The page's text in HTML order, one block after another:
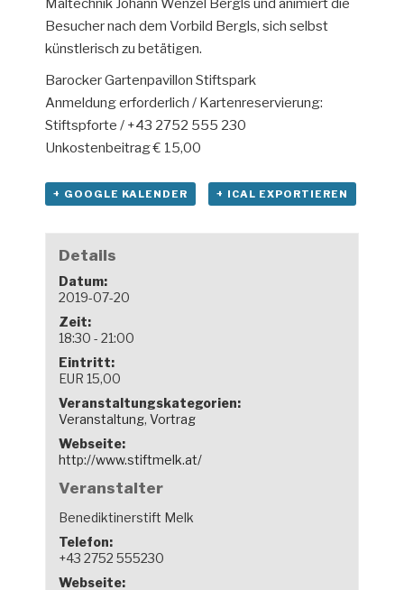
Besucher nach dem Vorbild Bergls, sich selbst
künstlerisch zu betätigen.
Barocker Gartenpavillon Stiftspark
Anmeldung erforderlich / Kartenreservierung:
Stiftspforte / +43 2752 555 230
Unkostenbeitrag € 15,00
+ GOOGLE KALENDER + ICAL EXPORTIEREN
Details
Datum:
2019-07-20
Zeit:
18:30 - 21:00
Eintritt:
EUR 15,00
Veranstaltungskategorien:
Veranstaltung, Vortrag
Webseite:
http://www.stiftmelk.at/
Veranstalter
Benediktinerstift Melk
Telefon:
+43 2752 555230
Webseite: